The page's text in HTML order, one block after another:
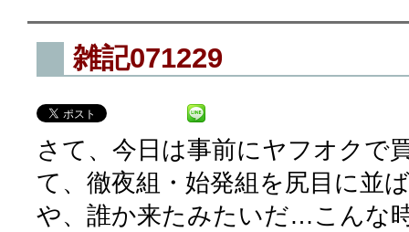
雑記071229
さて、今日は事前にヤフオクで
て、徹夜組・始発組を尻目に
や、誰か来たみたいだ…こんな